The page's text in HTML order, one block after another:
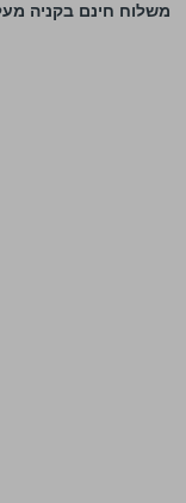
משלוח חינם בקניה מעל ₪